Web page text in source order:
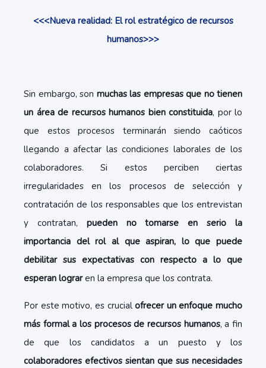
<<<Nueva realidad: El rol estratégico de recursos
humanos>>>
Sin embargo, son muchas las empresas que no tienen
un área de recursos humanos bien constituida, por lo
que estos procesos terminarán siendo caóticos
llegando a afectar las condiciones laborales de los
colaboradores. Si estos perciben ciertas
irregularidades en los procesos de selección y
contratación de los responsables que los entrevistan
y contratan, pueden no tomarse en serio la
importancia del rol al que aspiran, lo que puede
debilitar sus expectativas con respecto a lo que
esperan lograren la empresa que los contrata.
Por este motivo, es crucialofrecer un enfoque mucho
más formal a los procesos de recursos humanos, a fin
de que los candidatos a un puesto y los
colaboradores efectivos sientan que sus necesidades